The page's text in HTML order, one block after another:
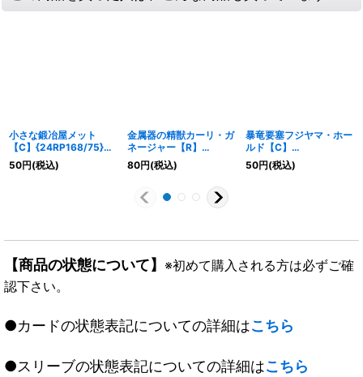
小さな鍛冶屋メット
【C】{24RP168/75}
《火》
50円(税込)
金属器の精獣カーリ・ガ
ネージャー【R】
{DMX22-a20/59}
《多》
80円(税込)
暴竜要塞フジヤマ・ホー
ルド【C】
{22RP2X69/74}《火》
50円(税込)
【商品の状態について】 ※初めて購入される方は必ずご確
認下さい。
●カードの状態表記についての詳細はこちら
●スリーブの状態表記についての詳細はこちら